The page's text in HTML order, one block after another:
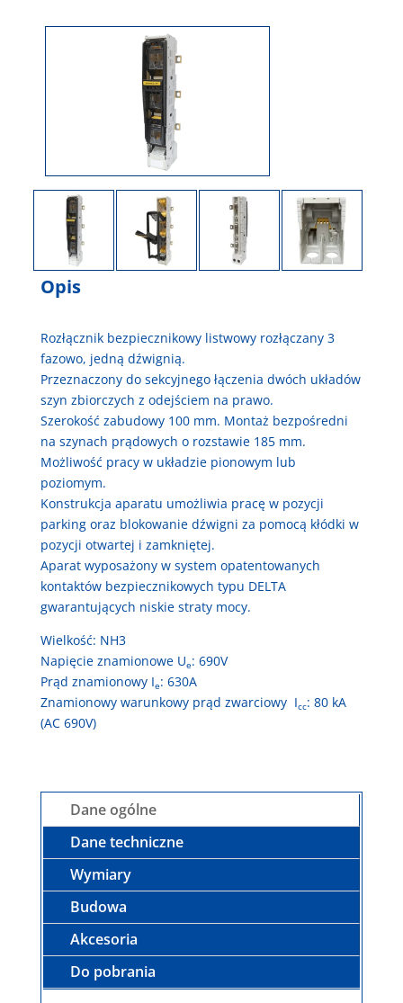
Opis
Rozłącznik bezpiecznikowy listwowy rozłączany 3
fazowo, jedną dźwignią.
Przeznaczony do sekcyjnego łączenia dwóch układów
szyn zbiorczych z odejściem na prawo.
Szerokość zabudowy 100 mm. Montaż bezpośredni
na szynach prądowych o rozstawie 185 mm.
Możliwość pracy w układzie pionowym lub
poziomym.
Konstrukcja aparatu umożliwia pracę w pozycji
parking oraz blokowanie dźwigni za pomocą kłódki w
pozycji otwartej i zamkniętej.
Aparat wyposażony w system opatentowanych
kontaktów bezpiecznikowych typu DELTA
gwarantujących niskie straty mocy.
Wielkość: NH3
Napięcie znamionowe Ue: 690V
Prąd znamionowy Ie: 630A
Znamionowy warunkowy prąd zwarciowy Icc: 80 kA
(AC 690V)
Dane ogólne
Dane techniczne
Wymiary
Budowa
Akcesoria
Do pobrania